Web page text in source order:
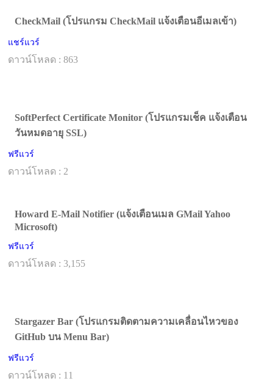
CheckMail (โปรแกรม CheckMail แจ้งเตือนอีเมลเข้า)
แชร์แวร์
ดาวน์โหลด : 863
SoftPerfect Certificate Monitor (โปรแกรมเช็ค แจ้งเตือน
วันหมดอายุ SSL)
ฟรีแวร์
ดาวน์โหลด : 2
Howard E-Mail Notifier (แจ้งเตือนเมล GMail Yahoo
Microsoft)
ฟรีแวร์
ดาวน์โหลด : 3,155
Stargazer Bar (โปรแกรมติดตามความเคลื่อนไหวของ
GitHub บน Menu Bar)
ฟรีแวร์
ดาวน์โหลด : 11